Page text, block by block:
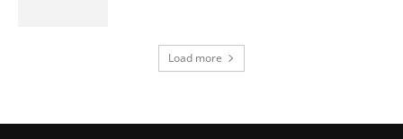
Load more